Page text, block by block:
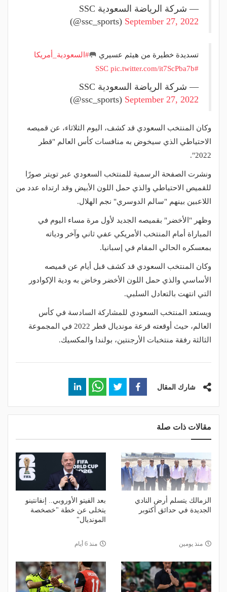
— شركة الرياضة السعودية SSC
(@ssc_sports) September 27, 2022
تسديدة خطيرة من هيثم عسيري 🥅#السعودية_أمريكا
#SSC
pic.twitter.com/it7ScPba7b
— شركة الرياضة السعودية SSC
(@ssc_sports) September 27, 2022
وكان المنتخب السعودي قد كشف، اليوم الثلاثاء، عن قميصه
الاحتياطي الذي سيخوض به منافسات كأس العالم "قطر
2022".
ونشرت الصفحة الرسمية للمنتخب السعودي عبر تويتر صورًا
للقميص الاحتياطي والذي حمل اللون الأبيض وقد ارتداه عدد من
اللاعبين بينهم "سالم الدوسري" نجم الهلال.
وظهر "الأخضر" بقميصه الجديد لأول مرة مساء اليوم في
المباراة أمام المنتخب الأمريكي عفي ثاني وآخر ودياته
بمعسكره الحالي المقام في إسبانيا.
وكان المنتخب السعودي قد كشف قبل أيام عن قميصه
الأساسي والذي حمل اللون الأخضر وخاض به ودية الإكوادور
التي انتهت بالتعادل السلبي.
ويستعد المنتخب السعودي للمشاركة السادسة في كأس
العالم، حيث أوقعته قرعة مونديال قطر 2022 في المجموعة
الثالثة رفقة منتخبات الأرجنتين، بولندا والمكسيك.
شارك المقال
مقالات ذات صلة
الزمالك يتسلم أرض النادي
الجديدة في حدائق أكتوبر
منذ يومين
بعد الفيتو الأوروبي.. إنفانتينو
يتخلى عن خطة "خصخصة
المونديال"
منذ 6 أيام